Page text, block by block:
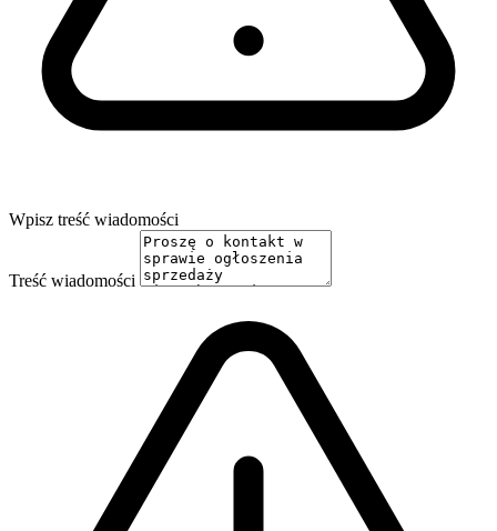
Wpisz treść wiadomości
Treść wiadomości